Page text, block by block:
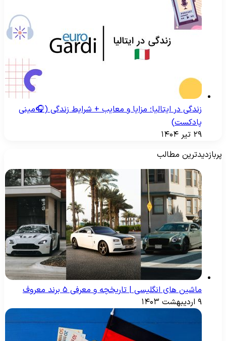
زندگی در ایتالیا؛ مزایا و معایب + شرایط زندگی (🎧مینی
پادکست)
۲۹ تیر ۱۴۰۴
مطالب
ماشین های انگلیسی | تاریخچه و معرفی ۵ برند معروف